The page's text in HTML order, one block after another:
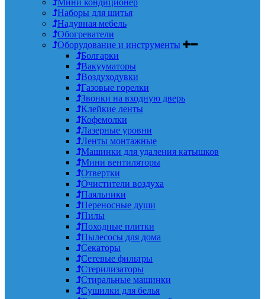
Наборы для шитья
Надувная мебель
Обогреватели
Оборудование и инструменты
Болгарки
Вакууматоры
Воздуходувки
Газовые горелки
Звонки на входную дверь
Клейкие ленты
Кофемолки
Лазерные уровни
Ленты монтажные
Машинки для удаления катышков
Мини вентиляторы
Отвертки
Очистители воздуха
Паяльники
Переносные души
Пилы
Походные плитки
Пылесосы для дома
Секаторы
Сетевые фильтры
Стерилизаторы
Стиральные машинки
Сушилки для белья